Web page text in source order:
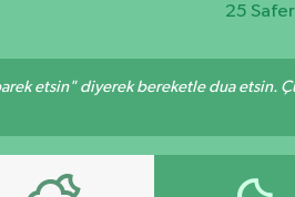
25
etsin" diyerek bereketle dua etsin.